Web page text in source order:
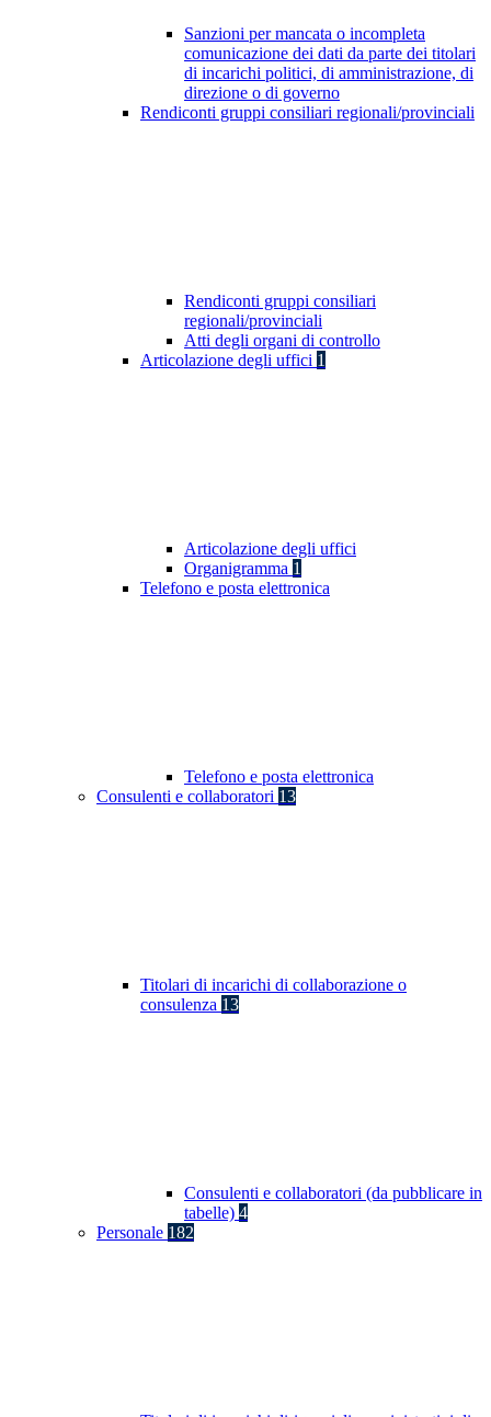
Sanzioni per mancata o incompleta
comunicazione dei dati da parte dei titolari
di incarichi politici, di amministrazione, di
direzione o di governo
Rendiconti gruppi consiliari regionali/provinciali
Rendiconti gruppi consiliari
regionali/provinciali
Atti degli organi di controllo
Articolazione degli uffici 1
Articolazione degli uffici
Organigramma 1
Telefono e posta elettronica
Telefono e posta elettronica
Consulenti e collaboratori 13
Titolari di incarichi di collaborazione o
consulenza 13
Consulenti e collaboratori (da pubblicare in
tabelle) 4
Personale 182